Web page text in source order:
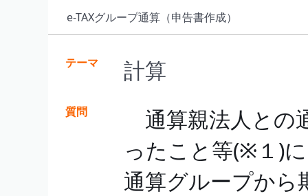
e-TAXグループ通算（申告書作成）
テーマ 計算
質問
通算親法人との
ったこと等(※１)
通算グループから